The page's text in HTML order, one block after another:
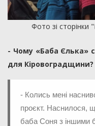
Фото зі
- Чому «Баба Єлька»
для Кіровоградщини?
- Колись мені
проєкт. Наснилося,
баба Соня з іншими